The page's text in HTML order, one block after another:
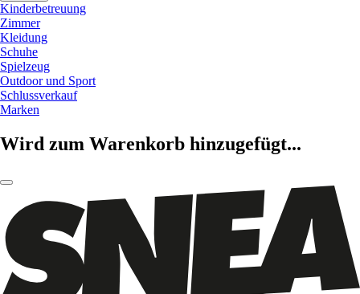
Kinderbetreuung
Zimmer
Kleidung
Schuhe
Spielzeug
Outdoor und Sport
Schlussverkauf
Marken
Wird zum Warenkorb hinzugefügt...